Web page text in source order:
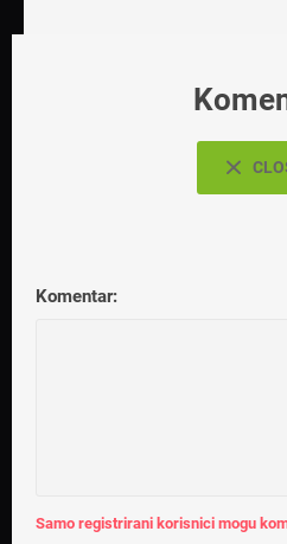
Komentar:
Samo registrirani korisnici mogu